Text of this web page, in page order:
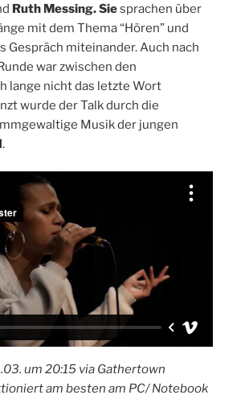
Ruth Messing. Siesprachen über
mit dem Thema “Hören” und
Gespräch miteinander. Auch nach
war zwischen den
lange nicht das letzte Wort
wurde der Talk durch die
Musik der jungen
.
um 20:15 via Gathertown
am besten am PC/ Notebook